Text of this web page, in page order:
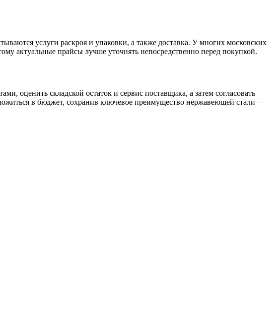
услуги раскроя и упаковки, а также доставка. У многих московских
актуальные прайсы лучше уточнять непосредственно перед покупкой.
оценить складской остаток и сервис поставщика, а затем согласовать
в бюджет, сохранив ключевое преимущество нержавеющей стали —